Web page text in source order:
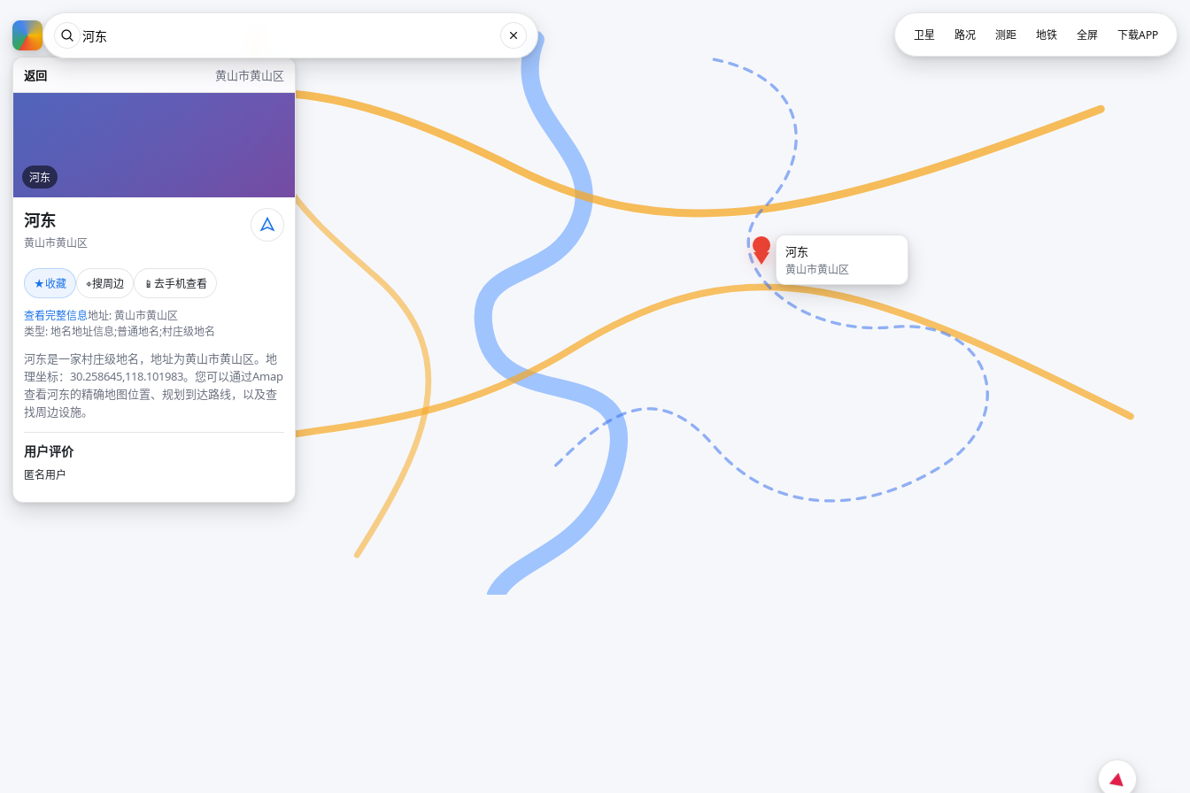
返回 黄山市黄山区
河东
河东
黄山市黄山区
★收藏 ⌖搜周边 📱 去手机查看
查看完整信息地址: 黄山市黄山区
类型: 地名地址信息;普通地名;村庄级地名
河东是一家村庄级地名，地址为黄山市黄山区。地
理坐标：30.258645,118.101983。您可以通过Amap
查看河东的精确地图位置、规划到达路线，以及查
找周边设施。
用户评价
匿名用户
河东
黄山市黄山区
卫星 路况 测距 地铁 全屏 下载APP